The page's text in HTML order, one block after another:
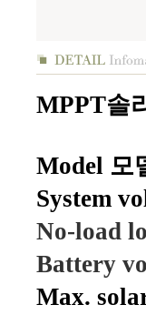
MPPT솔
Model 모
System
No-load
Battery
Max.